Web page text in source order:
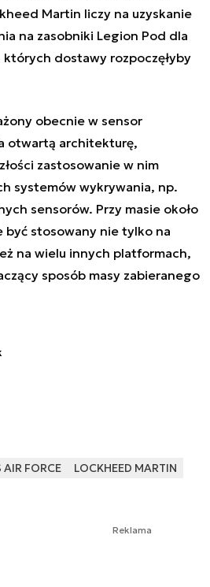
Martin liczy na uzyskanie
na zasobniki Legion Pod dla
dostawy rozpoczęłyby
obecnie w sensor
otwartą architekturę,
zastosowanie w nim
systemów wykrywania, np.
sensorów. Przy masie około
być stosowany nie tylko na
na wielu innych platformach,
sposób masy zabieranego
AIR FORCE LOCKHEED MARTIN
Reklama